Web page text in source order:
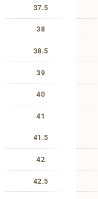
37.5
38
38.5
39
40
41
41.5
42
42.5